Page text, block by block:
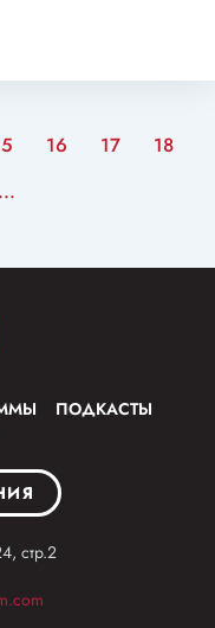
16 17
18
...
ПОДКАСТЫ
стр.2